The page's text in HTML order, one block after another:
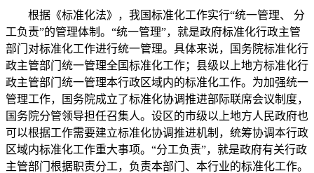
根据《标准化法》，我国标准化工作实行“统一管理、 分
工负责”的管理体制。“统一管理”，就是政府标准化行政主管
部门对标准化工作进行统一管理。具体来说，国务院标准化行
政主管部门统一管理全国标准化工作；县级以上地方标准化行
政主管部门统一管理本行政区域内的标准化工作。为加强统一
管理工作，国务院成立了标准化协调推进部际联席会议制度，
国务院分管领导担任召集人。设区的市级以上地方人民政府也
可以根据工作需要建立标准化协调推进机制，统筹协调本行政
区域内标准化工作重大事项。“分工负责”，就是政府有关行政
主管部门根据职责分工，负责本部门、本行业的标准化工作。